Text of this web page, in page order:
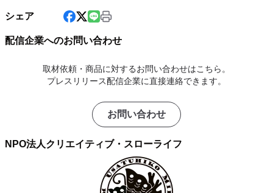
シェア
配信企業へのお問い合わせ
取材依頼・商品に対するお問い合わせはこちら。
プレスリリース配信企業に直接連絡できます。
お問い合わせ
NPO法人クリエイティブ・スローライフ